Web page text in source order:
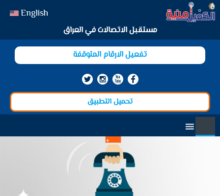
مستقبل الاتصالات في العراق
English
تفعيل الارقام المتوقفة
تحميل التطبيق